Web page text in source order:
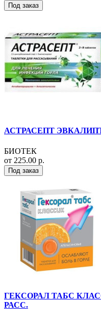
Под заказ
АСТРАСЕПТ
БИОТЕК
от 225.00 р.
Под заказ
ГЕКСОРАЛ ТАБС
РАСС.